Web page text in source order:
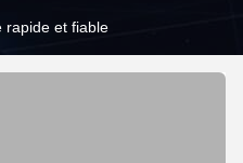
rapide et fiable